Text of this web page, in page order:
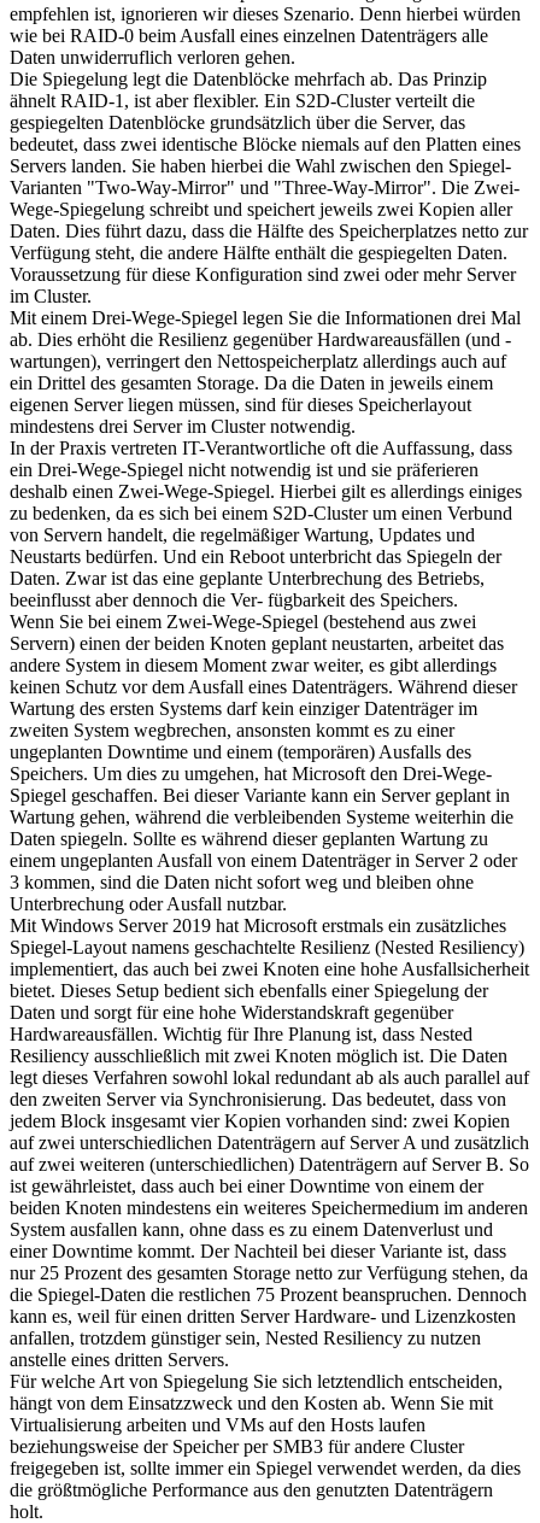
empfehlen ist, ignorieren wir dieses Szenario. Denn hierbei würden
wie bei RAID-0 beim Ausfall eines einzelnen Datenträgers alle
Daten unwiderruflich verloren gehen.
Die Spiegelung legt die Datenblöcke mehrfach ab. Das Prinzip
ähnelt RAID-1, ist aber flexibler. Ein S2D-Cluster verteilt die
gespiegelten Datenblöcke grundsätzlich über die Server, das
bedeutet, dass zwei identische Blöcke niemals auf den Platten eines
Servers landen. Sie haben hierbei die Wahl zwischen den Spiegel-
Varianten "Two-Way-Mirror" und "Three-Way-Mirror". Die Zwei-
Wege-Spiegelung schreibt und speichert jeweils zwei Kopien aller
Daten. Dies führt dazu, dass die Hälfte des Speicherplatzes netto zur
Verfügung steht, die andere Hälfte enthält die gespiegelten Daten.
Voraussetzung für diese Konfiguration sind zwei oder mehr Server
im Cluster.
Mit einem Drei-Wege-Spiegel legen Sie die Informationen drei Mal
ab. Dies erhöht die Resilienz gegenüber Hardwareausfällen (und -
wartungen), verringert den Nettospeicherplatz allerdings auch auf
ein Drittel des gesamten Storage. Da die Daten in jeweils einem
eigenen Server liegen müssen, sind für dieses Speicherlayout
mindestens drei Server im Cluster notwendig.
In der Praxis vertreten IT-Verantwortliche oft die Auffassung, dass
ein Drei-Wege-Spiegel nicht notwendig ist und sie präferieren
deshalb einen Zwei-Wege-Spiegel. Hierbei gilt es allerdings einiges
zu bedenken, da es sich bei einem S2D-Cluster um einen Verbund
von Servern handelt, die regelmäßiger Wartung, Updates und
Neustarts bedürfen. Und ein Reboot unterbricht das Spiegeln der
Daten. Zwar ist das eine geplante Unterbrechung des Betriebs,
beeinflusst aber dennoch die Ver- fügbarkeit des Speichers.
Wenn Sie bei einem Zwei-Wege-Spiegel (bestehend aus zwei
Servern) einen der beiden Knoten geplant neustarten, arbeitet das
andere System in diesem Moment zwar weiter, es gibt allerdings
keinen Schutz vor dem Ausfall eines Datenträgers. Während dieser
Wartung des ersten Systems darf kein einziger Datenträger im
zweiten System wegbrechen, ansonsten kommt es zu einer
ungeplanten Downtime und einem (temporären) Ausfalls des
Speichers. Um dies zu umgehen, hat Microsoft den Drei-Wege-
Spiegel geschaffen. Bei dieser Variante kann ein Server geplant in
Wartung gehen, während die verbleibenden Systeme weiterhin die
Daten spiegeln. Sollte es während dieser geplanten Wartung zu
einem ungeplanten Ausfall von einem Datenträger in Server 2 oder
3 kommen, sind die Daten nicht sofort weg und bleiben ohne
Unterbrechung oder Ausfall nutzbar.
Mit Windows Server 2019 hat Microsoft erstmals ein zusätzliches
Spiegel-Layout namens geschachtelte Resilienz (Nested Resiliency)
implementiert, das auch bei zwei Knoten eine hohe Ausfallsicherheit
bietet. Dieses Setup bedient sich ebenfalls einer Spiegelung der
Daten und sorgt für eine hohe Widerstandskraft gegenüber
Hardwareausfällen. Wichtig für Ihre Planung ist, dass Nested
Resiliency ausschließlich mit zwei Knoten möglich ist. Die Daten
legt dieses Verfahren sowohl lokal redundant ab als auch parallel auf
den zweiten Server via Synchronisierung. Das bedeutet, dass von
jedem Block insgesamt vier Kopien vorhanden sind: zwei Kopien
auf zwei unterschiedlichen Datenträgern auf Server A und zusätzlich
auf zwei weiteren (unterschiedlichen) Datenträgern auf Server B. So
ist gewährleistet, dass auch bei einer Downtime von einem der
beiden Knoten mindestens ein weiteres Speichermedium im anderen
System ausfallen kann, ohne dass es zu einem Datenverlust und
einer Downtime kommt. Der Nachteil bei dieser Variante ist, dass
nur 25 Prozent des gesamten Storage netto zur Verfügung stehen, da
die Spiegel-Daten die restlichen 75 Prozent beanspruchen. Dennoch
kann es, weil für einen dritten Server Hardware- und Lizenzkosten
anfallen, trotzdem günstiger sein, Nested Resiliency zu nutzen
anstelle eines dritten Servers.
Für welche Art von Spiegelung Sie sich letztendlich entscheiden,
hängt von dem Einsatzzweck und den Kosten ab. Wenn Sie mit
Virtualisierung arbeiten und VMs auf den Hosts laufen
beziehungsweise der Speicher per SMB3 für andere Cluster
freigegeben ist, sollte immer ein Spiegel verwendet werden, da dies
die größtmögliche Performance aus den genutzten Datenträgern
holt.